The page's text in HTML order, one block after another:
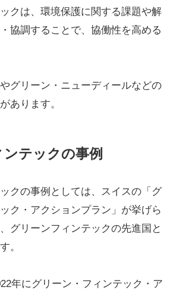
クは、環境保護に関する課題や解
協調することで、協働性を高める
グリーン・ニューディールなどの
あります。
テックの事例
クの事例としては、スイスの「グ
ク・アクションプラン」が挙げら
グリーンフィンテックの先進国と
。
年にグリーン・フィンテック・ア